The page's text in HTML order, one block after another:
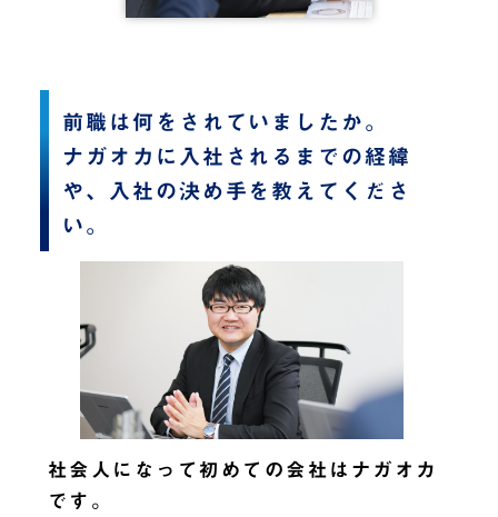
前職は何をされていましたか。
ナガオカに入社されるまでの経緯
や、入社の決め手を教えてくださ
い。
社会人になって初めての会社はナガオカ
です。